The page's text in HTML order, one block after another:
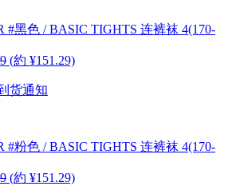
#黑色 / BASIC TIGHTS 连裤袜 4(170-
(約 ¥151.29)
货通知
#粉色 / BASIC TIGHTS 连裤袜 4(170-
(約 ¥151.29)